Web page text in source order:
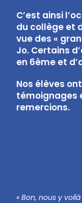
C’est ainsi
du collège et
vue des «
Jo. Certains
en 6ème et
Nos élèves
témoignages
remercions.
«Bon, nous y